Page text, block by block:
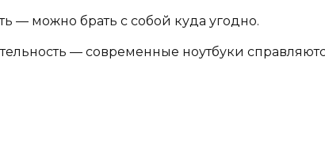
— можно брать с собой куда угодно.
— современные ноутбуки